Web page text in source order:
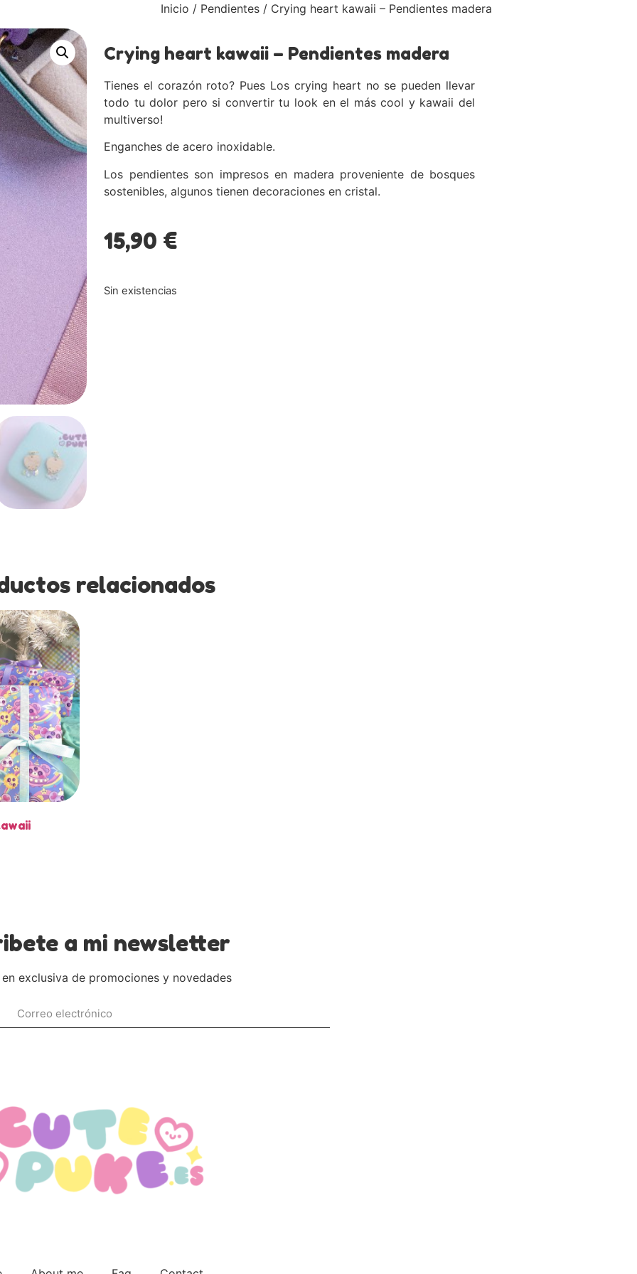
Inicio / Pendientes / Crying heart kawaii – Pendientes madera
Crying heart kawaii – Pendientes madera
Tienes el corazón roto? Pues Los crying heart no se pueden llevar
todo tu dolor pero si convertir tu look en el más cool y kawaii del
multiverso!
Enganches de acero inoxidable.
Los pendientes son impresos en madera proveniente de bosques
sostenibles, algunos tienen decoraciones en cristal.
15,90 €
Sin existencias
relacionados
a mi newsletter
exclusiva de promociones y novedades